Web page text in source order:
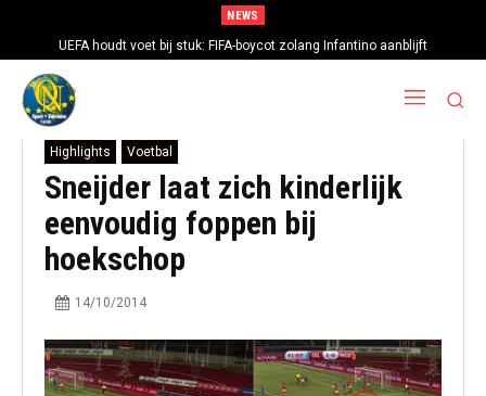
NEWS
UEFA houdt voet bij stuk: FIFA-boycot zolang Infantino aanblijft
Highlights Voetbal
Sneijder laat zich kinderlijk
eenvoudig foppen bij
hoekschop
14/10/2014